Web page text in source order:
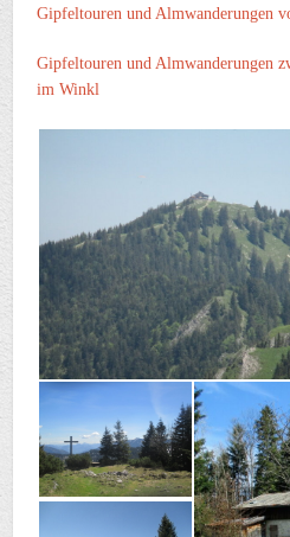
Gipfeltouren und Almwanderungen
Gipfeltouren und Almwanderungen
im Winkl